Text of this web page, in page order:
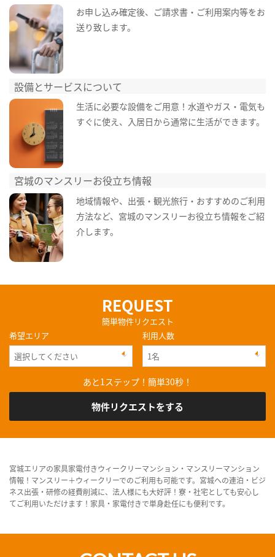
お申し込み確定後、ご請求書・ご利用案内等をお
送り致します。
設備とサービスについて
生活に必要な設備をご用意！水道やガス・電気も
すぐに使え、入居日から通常に生活ができます。
宮城のマンスリーお役立ち情報
地域情報や、出張・観光旅行・おすすめのご利用
方法など、宮城のマンスリーお役立ち情報をご紹
介します。
REQUEST
簡単物件リクエスト
希望エリア
利用人数
あと1ステップ！簡単30秒！
物件リクエストをする
宮城エリアの家具家電付きウィークリーマンション・マンスリーマンション
情報！マンスリー＋ウィークリーでのご利用も可能です。宮城への連泊・ビジ
ネス出張・研修の経費削減に、法人様にも大好評！寮・社宅としても安心し
てご利用いただけます！家具・家電付きで単身赴任にも便利です。